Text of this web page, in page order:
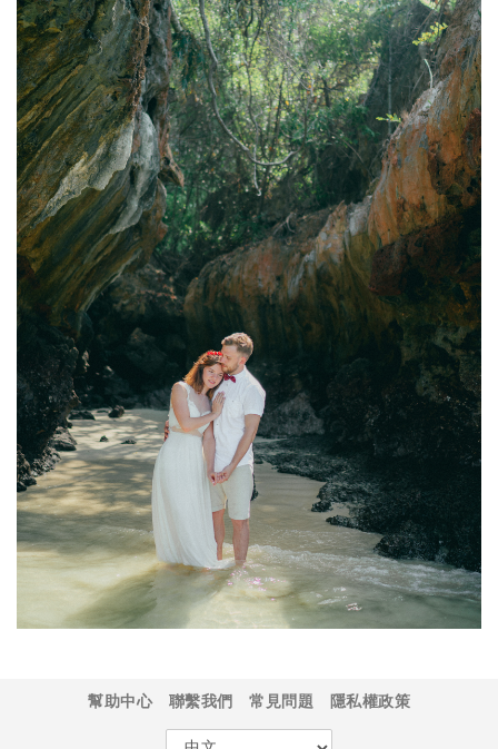
幫助中心 聯繫我們 常見問題 隱私權政策